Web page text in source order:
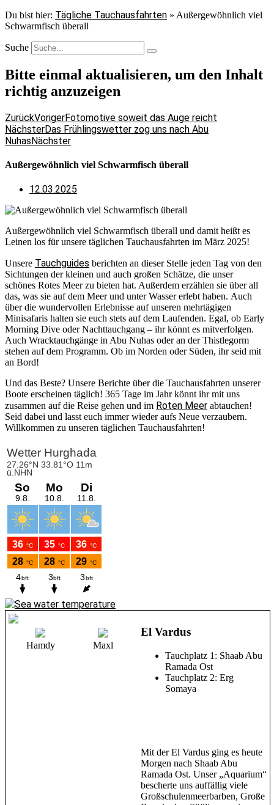
Du bist hier: Tägliche Tauchausfahrten » Außergewöhnlich viel
Schwarmfisch überall
Suche
Bitte einmal aktualisieren, um den Inhalt
richtig anzuzeigen
ZurückVorigerFotomotive soweit das Auge reicht
NächsterDas Frühlingswetter zog uns nach Abu
NuhasNächster
Außergewöhnlich viel Schwarmfisch überall
12.03.2025
Außergewöhnlich viel Schwarmfisch überall und damit heißt es
Leinen los für unsere täglichen Tauchausfahrten im März 2025!
Unsere Tauchguides berichten an dieser Stelle jeden Tag von den
Sichtungen der kleinen und auch großen Schätze, die unser
schönes Rotes Meer zu bieten hat. Außerdem erzählen sie über all
das, was sie auf dem Meer und unter Wasser erlebt haben. Auch
über die wundervollen Erlebnisse auf unseren mehrtägigen
Minisafaris halten sie euch stets auf dem Laufenden. Egal, ob Early
Morning Dive oder Nachttauchgang – ihr könnt es mitverfolgen.
Auch Wracktauchgänge in Abu Nuhas oder an der Thistlegorm
stehen auf dem Programm. Ob im Norden oder Süden, ihr seid mit
an Bord!
Und das Beste? Unsere Berichte über die Tauchausfahrten unserer
Boote erscheinen täglich! 365 Tage im Jahr könnt ihr mit uns
zusammen auf die Reise gehen und im Roten Meer abtauchen!
Seid dabei und lasst euch immer wieder aufs Neue verzaubern.
Willkommen zu unseren täglichen Tauchausfahrten!
Hamdy Maxl
El Vardus
Tauchplatz 1: Shaab Abu
Ramada Ost
Tauchplatz 2: Erg
Somaya
Mit der El Vardus ging es heute
Morgen nach Shaab Abu
Ramada Ost. Unser „Aquarium“
bescherte uns auffällig viele
Großschulenmeerbarben, Große